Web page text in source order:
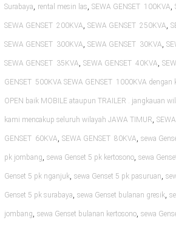
Surabaya, rental mesin las, SEWA GENSET 100KVA,
SEWA GENSET 200KVA, SEWA GENSET 250KVA,
SEWA GENSET 300KVA, SEWA GENSET 30KVA,
SEWA GENSET 35KVA, SEWA GENSET 40KVA,
GENSET 500KVA SEWA GENSET 1000KVA dengan
OPEN baik MOBILE ataupun TRAILER . jangkauan
kami mencakup seluruh wilayah JAWA TIMUR,
GENSET 60KVA, SEWA GENSET 80KVA, sewa
pk jombang, sewa Genset 5 pk kertosono, sewa
Genset 5 pk nganjuk, sewa Genset 5 pk pasuruan,
Genset 5 pk surabaya, sewa Genset bulanan gresik,
jombang, sewa Genset bulanan kertosono, sewa